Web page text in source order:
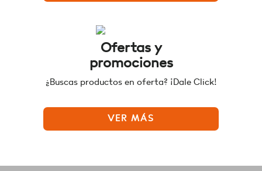
Ofertas y
promociones
¿Buscas productos en oferta? ¡Dale Click!
VER MÁS